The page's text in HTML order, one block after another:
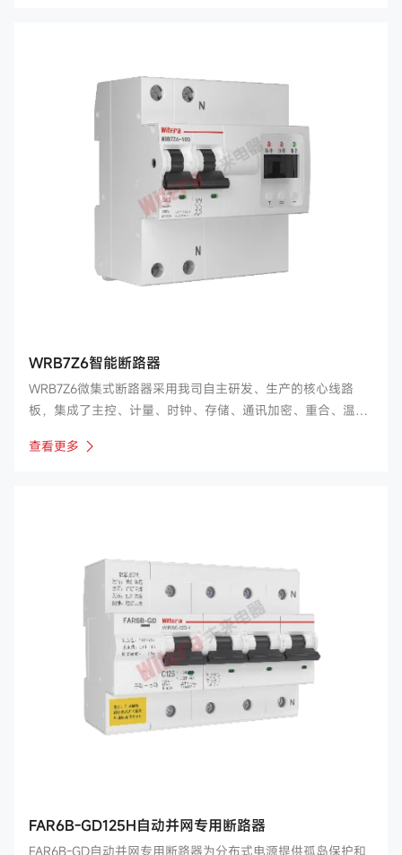
WRB7Z6智能断路器
WRB7Z6微集式断路器采用我司自主研发、生产的核心线路
板，集成了主控、计量、时钟、存储、通讯加密、重合、温
现了电能表与断路器的全面结合。
查看更多
FAR6B-GD125H自动并网专用断路器
FAR6B-GD自动并网专用断路器为分布式电源提供孤岛保护和